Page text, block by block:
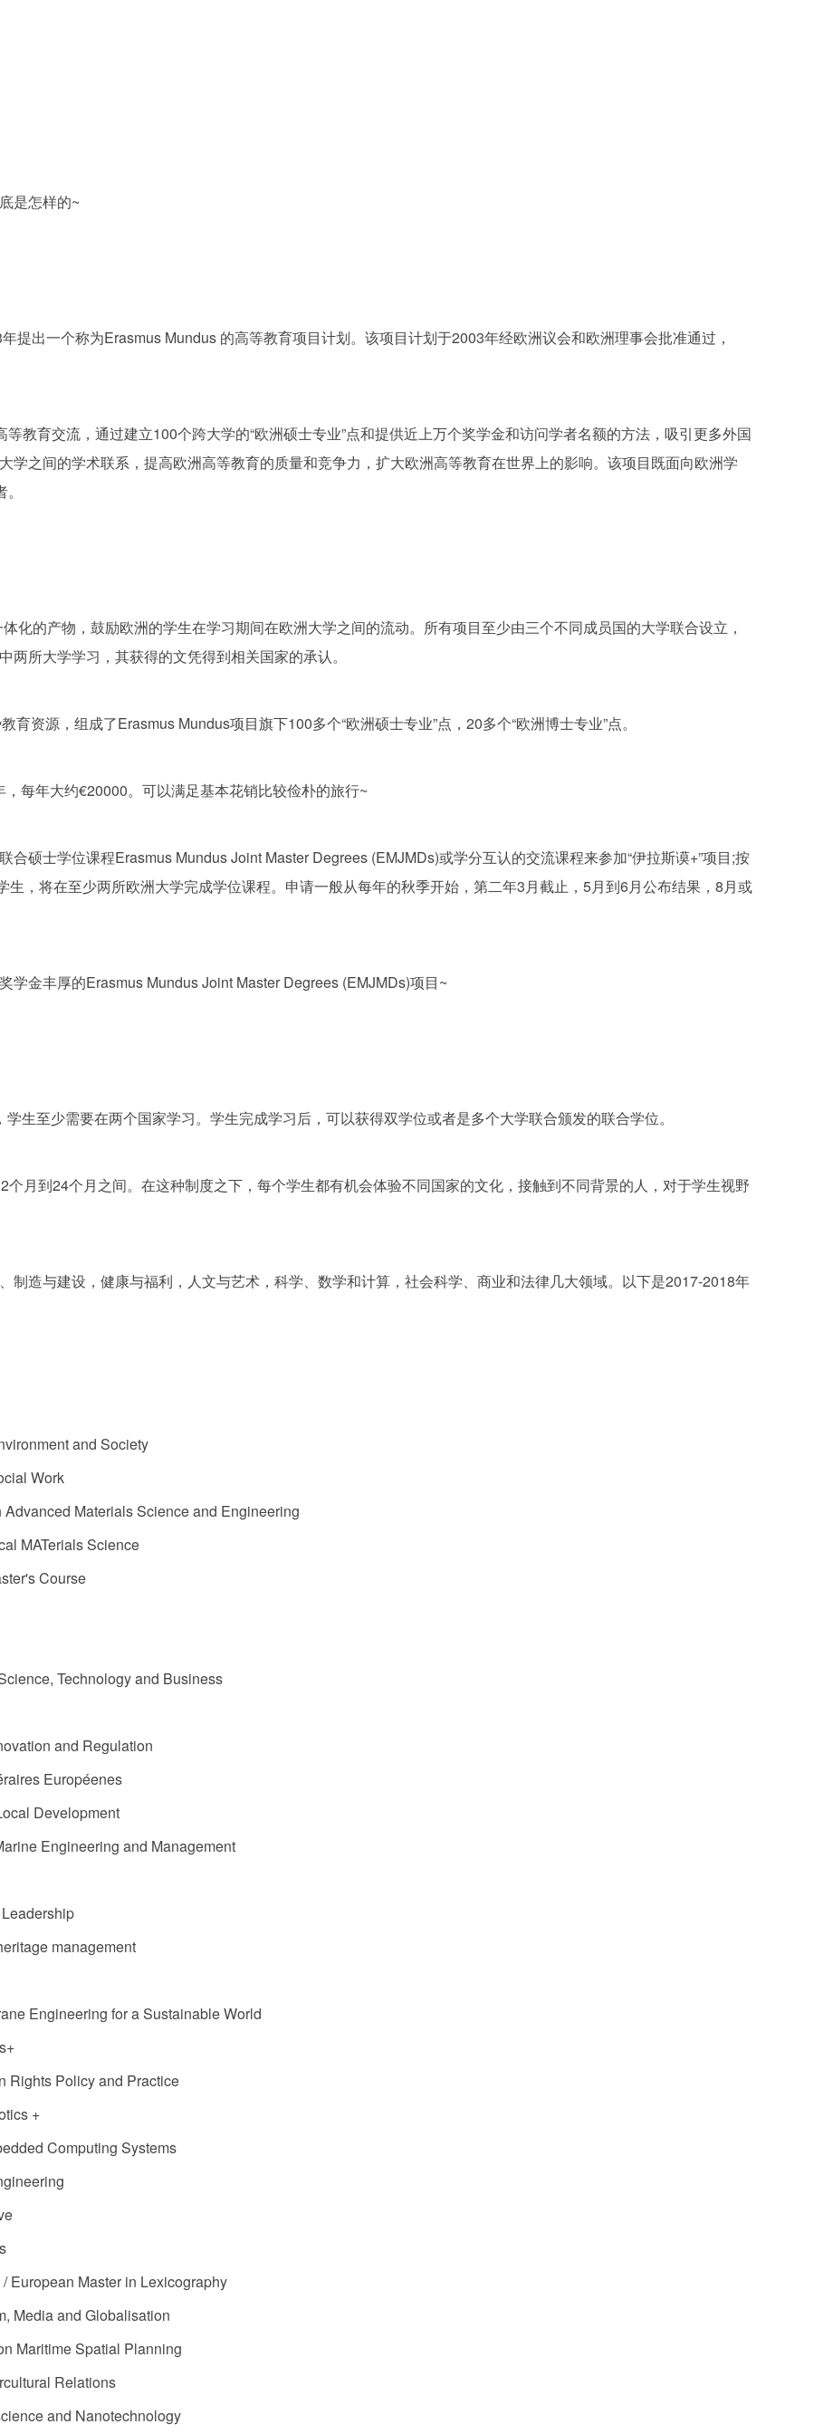
是怎样的~
提出一个称为Erasmus Mundus 的高等教育项目计划。该项目计划于2003年经欧洲议会和欧洲理事会批准通过，
等教育交流，通过建立100个跨大学的“欧洲硕士专业”点和提供近上万个奖学金和访问学者名额的方法，吸引更多外国
学之间的学术联系，提高欧洲高等教育的质量和竞争力，扩大欧洲高等教育在世界上的影响。该项目既面向欧洲学
化的产物，鼓励欧洲的学生在学习期间在欧洲大学之间的流动。所有项目至少由三个不同成员国的大学联合设立，
所大学学习，其获得的文凭得到相关国家的承认。
资源，组成了Erasmus Mundus项目旗下100多个“欧洲硕士专业”点，20多个“欧洲博士专业”点。
每年大约€20000。可以满足基本花销比较俭朴的旅行~
硕士学位课程Erasmus Mundus Joint Master Degrees (EMJMDs)或学分互认的交流课程来参加“伊拉斯谟+”项目;按
，将在至少两所欧洲大学完成学位课程。申请一般从每年的秋季开始，第二年3月截止，5月到6月公布结果，8月或
学金丰厚的Erasmus Mundus Joint Master Degrees (EMJMDs)项目~
生至少需要在两个国家学习。学生完成学习后，可以获得双学位或者是多个大学联合颁发的联合学位。
月到24个月之间。在这种制度之下，每个学生都有机会体验不同国家的文化，接触到不同背景的人，对于学生视野
制造与建设，健康与福利，人文与艺术，科学、数学和计算，社会科学、商业和法律几大领域。以下是2017-2018年
and Society
Work
Materials Science and Engineering
MATerials Science
Course
Technology and Business
and Regulation
Européenes
Development
Engineering and Management
management
Engineering for a Sustainable World
Rights Policy and Practice
+
Computing Systems
European Master in Lexicography
Media and Globalisation
Maritime Spatial Planning
Relations
and Nanotechnology